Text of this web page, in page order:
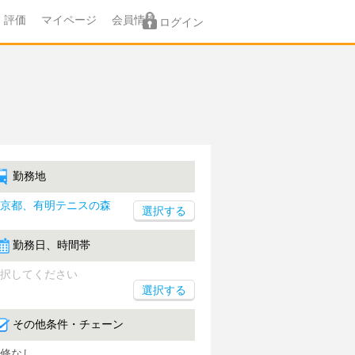
評価 マイページ 会員情報 ログイン
勤務地
都、有明テニスの森
勤務日、時間帯
してください
選択する
その他条件・チェーン